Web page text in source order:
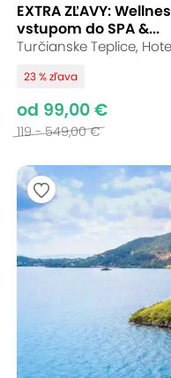
EXTRA ZĽAVY:
vstupom do SPA &...
Turčianske Teplice,
23 % zľava
od 99,00 €
119 - 549,00 €